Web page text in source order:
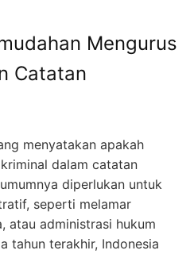
Mengurus
Catatan
menyatakan apakah
dalam catatan
diperlukan untuk
seperti melamar
atau administrasi hukum
tahun terakhir, Indonesia